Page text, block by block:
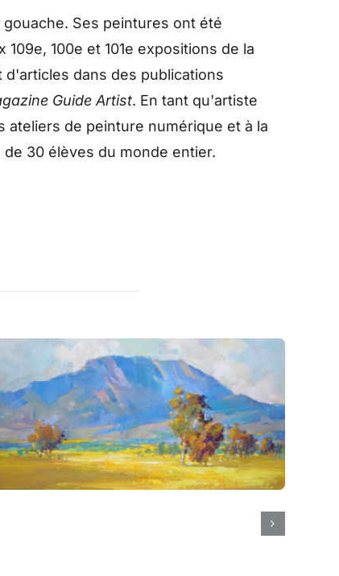
Ses peintures ont été
100e et 101e expositions de la
d'articles dans des publications
Guide Artist. En tant qu'artiste
de peinture numérique et à la
30 élèves du monde entier.